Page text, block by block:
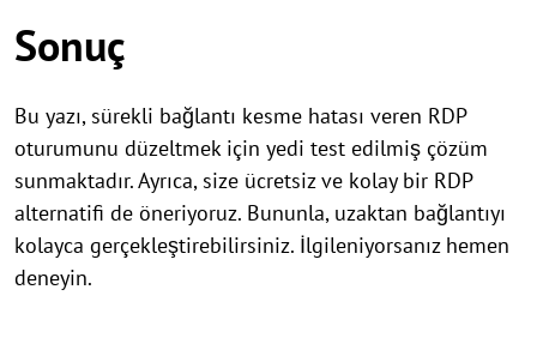
Sonuç
Bu yazı, sürekli bağlantı kesme hatası veren RDP
oturumunu düzeltmek için yedi test edilmiş çözüm
sunmaktadır. Ayrıca, size ücretsiz ve kolay bir RDP
alternatifi de öneriyoruz. Bununla, uzaktan bağlantıyı
kolayca gerçekleştirebilirsiniz. İlgileniyorsanız hemen
deneyin.